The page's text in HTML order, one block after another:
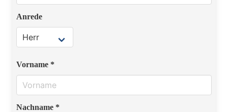
Anrede
Vorname *
Nachname *